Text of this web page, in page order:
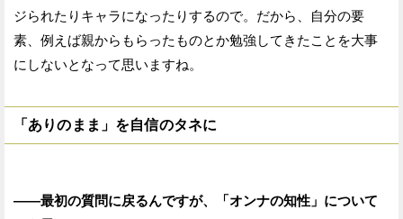
ジられたりキャラになったりするので。だから、自分の要
素、例えば親からもらったものとか勉強してきたことを大事
にしないとなって思いますね。
「ありのまま」を自信のタネに
——最初の質問に戻るんですが、「オンナの知性」について